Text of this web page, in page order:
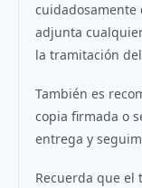
cuidadosamente
adjunta
la tramitación
También es
copia firmada o
entrega y
Recuerda que el